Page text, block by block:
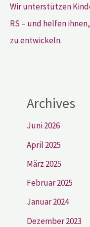
Wir unterstützen
RS – und helfen
zu entwickeln.
Archives
Juni 2026
April 2025
März 2025
Februar 2025
Januar 2024
Dezember 2023